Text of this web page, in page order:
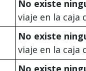
No existe
viaje en la caja
No existe
viaje en la caja
No existe